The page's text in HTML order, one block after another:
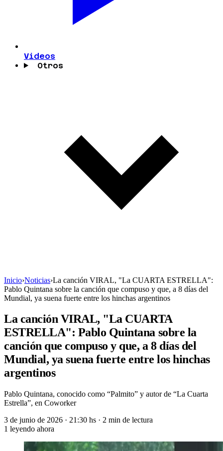
Videos
Otros
Inicio›Noticias›La canción VIRAL, "La CUARTA ESTRELLA":
Pablo Quintana sobre la canción que compuso y que, a 8 días del
Mundial, ya suena fuerte entre los hinchas argentinos
La canción VIRAL, "La CUARTA
ESTRELLA": Pablo Quintana sobre la
canción que compuso y que, a 8 días del
Mundial, ya suena fuerte entre los hinchas
argentinos
Pablo Quintana, conocido como “Palmito” y autor de “La Cuarta
Estrella”, en Coworker
3 de junio de 2026 · 21:30 hs · 2 min de lectura
1 leyendo ahora